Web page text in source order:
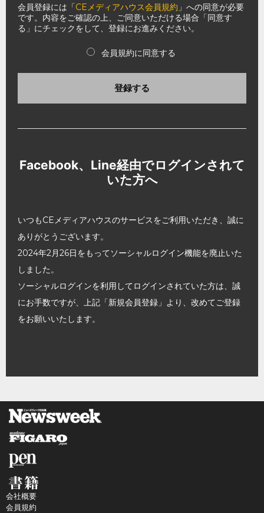
会員登録には「CEメディアハウス会員規約 」への同意が必要
です。内容をご確認の上、ご同意いただける場合「同意す
る」にチェックをして、登録にお進みください。
会員規約に同意する
登録する
Facebook、Line経由でログインされて
いた方へ
いつもCEメディアハウスのサービスをご利用いただき、誠に
ありがとうございます。
2024年2月26日をもってソーシャルログイン機能を廃止いた
しました。
ソーシャルログインを利用してログインされていた方は、誠
にお手数ですが、上記「新規会員登録」より、改めてご登録
をお願いいたします。
会社概要
会員規約